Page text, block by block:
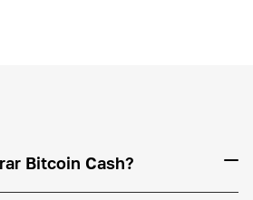
Bitcoin Cash?